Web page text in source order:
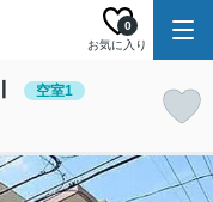
お気に入り
0
空室1